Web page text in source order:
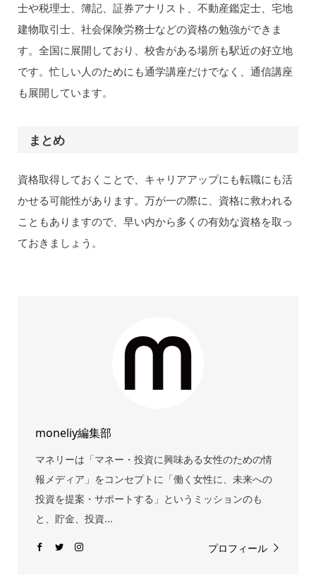
士や税理士、簿記、証券アナリスト、不動産鑑定士、宅地
建物取引士、社会保険労務士などの資格の勉強ができま
す。全国に展開しており、校舎がある場所も駅近の好立地
です。忙しい人のためにも通学講座だけでなく、通信講座
も展開しています。
まとめ
資格取得しておくことで、キャリアアップにも転職にも活
かせる可能性があります。万が一の際に、資格に救われる
こともありますので、早い内から多くの有効な資格を取っ
ておきましょう。
moneliy編集部
マネリーは「マネー・投資に興味ある女性のための情
報メディア」をコンセプトに「働く女性に、未来への
投資を提案・サポートする」というミッションのも
と、貯金、投資...
プロフィール